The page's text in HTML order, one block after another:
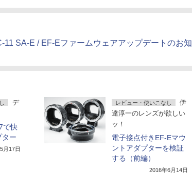
11 SA-E / EF-Eファームウェアアップデートのお知
デ
で快
ター
月17日
レビュー・使いこなし
伊
達淳一のレンズが欲しい
ッ！
電子接点付きEF-Eマウ
ントアダプターを検証
する（前編）
2016年6月14日